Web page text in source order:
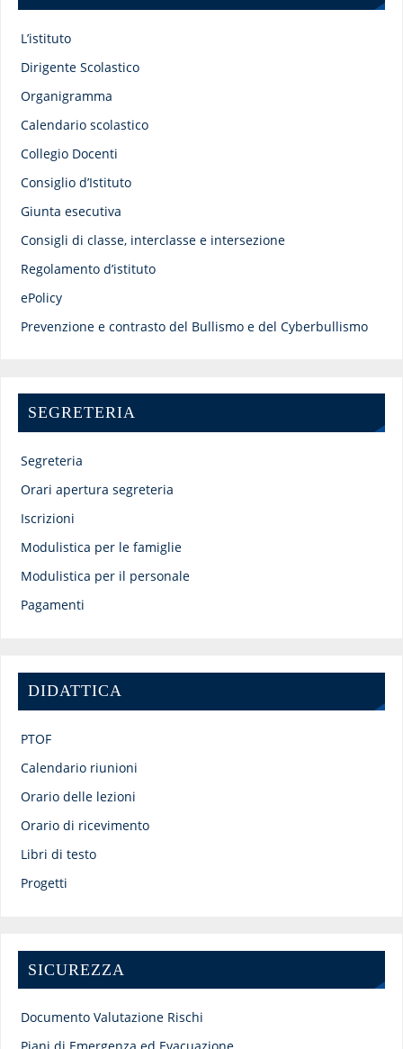
L’istituto
Dirigente Scolastico
Organigramma
Calendario scolastico
Collegio Docenti
Consiglio d’Istituto
Giunta esecutiva
Consigli di classe, interclasse e intersezione
Regolamento d’istituto
ePolicy
Prevenzione e contrasto del Bullismo e del Cyberbullismo
SEGRETERIA
Segreteria
Orari apertura segreteria
Iscrizioni
Modulistica per le famiglie
Modulistica per il personale
Pagamenti
DIDATTICA
PTOF
Calendario riunioni
Orario delle lezioni
Orario di ricevimento
Libri di testo
Progetti
SICUREZZA
Documento Valutazione Rischi